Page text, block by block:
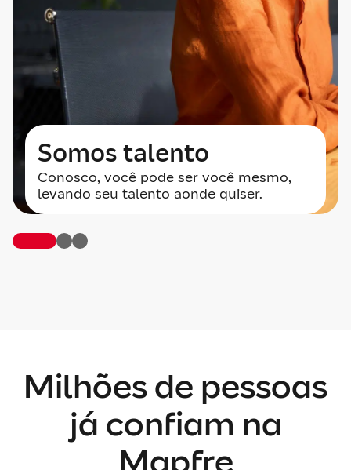
Somos talento
Conosco, você pode ser você mesmo,
levando seu talento aonde quiser.
Milhões de pessoas
já confiam na